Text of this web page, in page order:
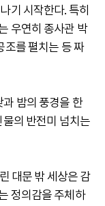
기 시작한다. 특히
우연히 종사관 박
조를 펼치는 등 짜
밤의 풍경을 한
의 반전미 넘치는
대문 밖 세상은 감
정의감을 주체하